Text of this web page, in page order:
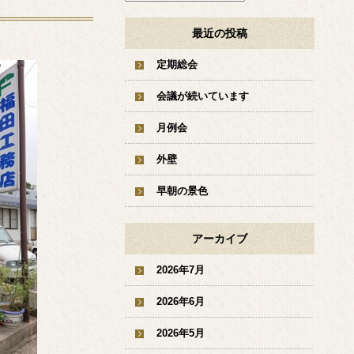
最近の投稿
定期総会
会議が続いています
月例会
外壁
早朝の景色
アーカイブ
2026年7月
2026年6月
2026年5月